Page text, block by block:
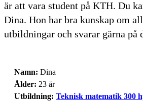
är att vara student på KTH. Du
Dina. Hon har bra kunskap om
utbildningar och svarar gärna på
Namn: Dina
Ålder: 23 år
Utbildning: Teknisk matematik 300